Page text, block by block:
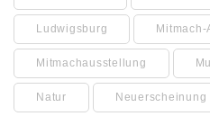
Ludwigsburg
Mitmachausstellung
Natur Neuerscheinung